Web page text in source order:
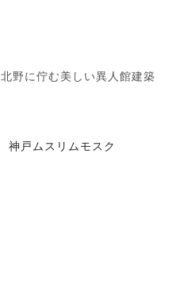
北野に佇む美しい異人館建築
神戸ムスリムモスク